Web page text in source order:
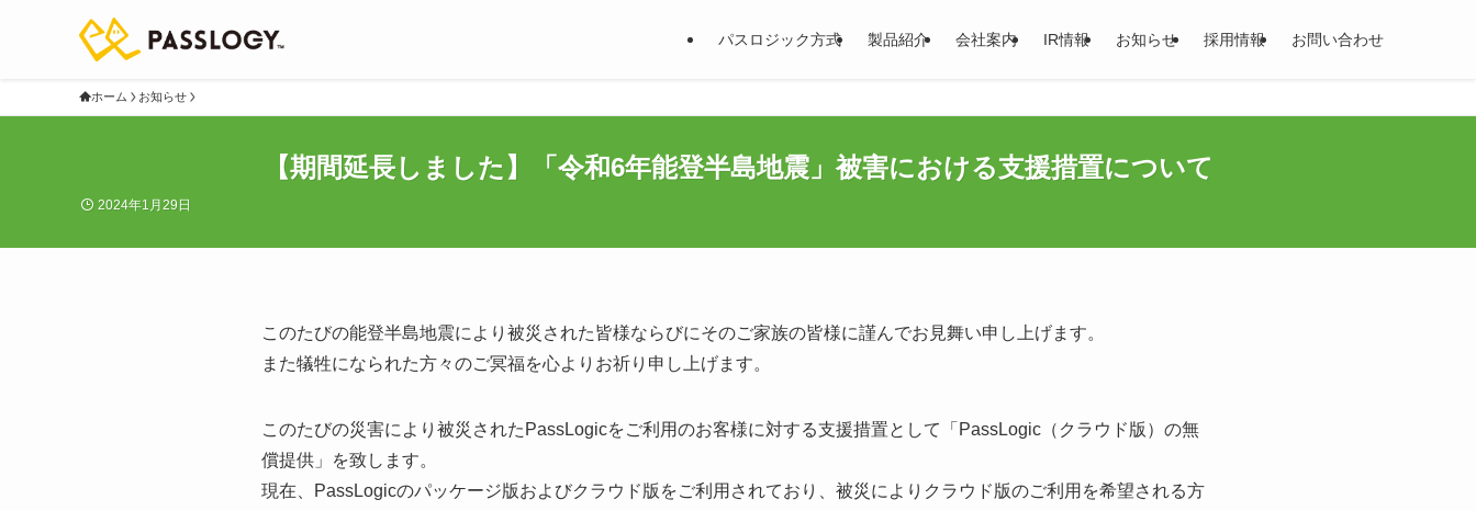
パスロジック方式 製品紹介 会社案内 IR情報 お知らせ 採用情報 お問い合わせ
ホーム お知らせ
【期間延長しました】「令和6年能登半島地震」被害における支援措置について
2024年1月29日
このたびの能登半島地震により被災された皆様ならびにそのご家族の皆様に謹んでお見舞い申し上げます。
また犠牲になられた方々のご冥福を心よりお祈り申し上げます。
このたびの災害により被災されたPassLogicをご利用のお客様に対する支援措置として「PassLogic（クラウド版）の無
償提供」を致します。
現在、PassLogicのパッケージ版およびクラウド版をご利用されており、被災によりクラウド版のご利用を希望される方